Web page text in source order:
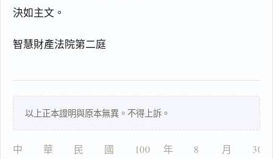
決如主文。
智慧財產法院第二庭
以上正本證明與原本無異。不得上訴。
中　　華　　民　　國　　100　 年　　8　　 月　　30